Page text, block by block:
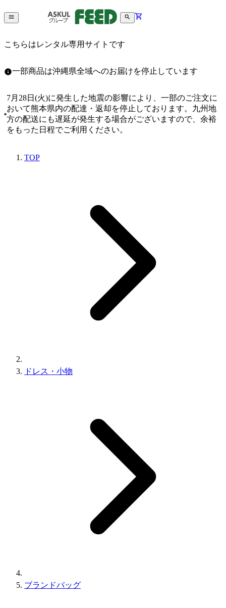
こちらはレンタル専用サイトです
一部商品は沖縄県全域へのお届けを停止しています
7月28日(火)に発生した地震の影響により、一部のご注文に
おいて熊本県内の配達・返却を停止しております。九州地
方の配送にも遅延が発生する場合がございますので、余裕
をもった日程でご利用ください。
TOP
ドレス・小物
ブランドバッグ